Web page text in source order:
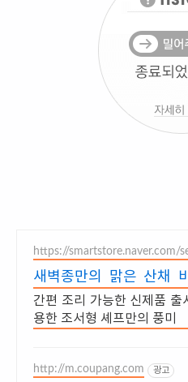
https://smartstore.naver.com/
새벽종만의 맑은 산채
한끼 해결
간편 조리 가능한 신제품
용한 조서형 셰프만의 풍미
http://m.coupang.com 광고